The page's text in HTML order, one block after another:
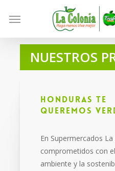
content
Menu
NUESTROS
Honduras te
queremos
En Supermercados
comprometidos con
ambiente y la